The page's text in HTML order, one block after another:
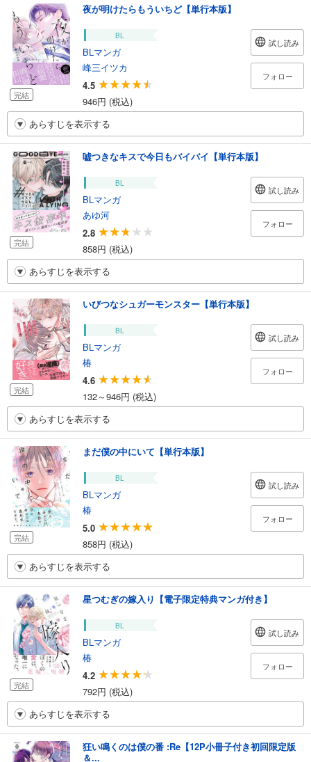
完結
夜が明けたらもういちど【単行本版】
BL
BLマンガ
峰三イツカ
4.5
946円 (税込)
試し読み
フォロー
あらすじを表示する
完結
嘘つきなキスで今日もバイバイ【単行本版】
BL
BLマンガ
あゆ河
2.8
858円 (税込)
試し読み
フォロー
あらすじを表示する
完結
いびつなシュガーモンスター【単行本版】
BL
BLマンガ
椿
4.6
132～946円 (税込)
試し読み
フォロー
あらすじを表示する
完結
まだ僕の中にいて【単行本版】
BL
BLマンガ
椿
5.0
858円 (税込)
試し読み
フォロー
あらすじを表示する
完結
星つむぎの嫁入り【電子限定特典マンガ付き】
BL
BLマンガ
椿
4.2
792円 (税込)
試し読み
フォロー
あらすじを表示する
狂い鳴くのは僕の番 :Re【12P小冊子付き初回限定版
＆...